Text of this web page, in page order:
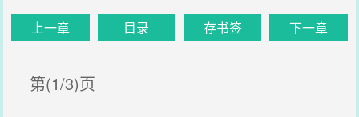
上一章 目录 存书签 下一章
第(1/3)页